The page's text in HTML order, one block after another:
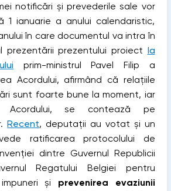
notificări și prevederile sale vor
ianuarie a anului calendaristic,
în care documentul va intra în
prezentării prezentului proiect la
prim-ministrul Pavel Filip a
Acordului, afirmând că relațiile
sunt foarte bune la moment, iar
Acordului, se contează pe
Recent, deputații au votat și un
ratificarea protocolului de
dintre Guvernul Republicii
Regatului Belgiei pentru
și prevenirea evaziunii